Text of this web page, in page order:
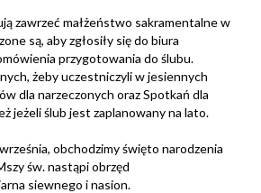
zawrzeć małżeństwo sakramentalne w
są, aby zgłosiły się do biura
przygotowania do ślubu.
żeby uczestniczyli w jesiennych
dla narzeczonych oraz Spotkań dla
jeżeli ślub jest zaplanowany na lato.
obchodzimy święto narodzenia
św. nastąpi obrzęd
siewnego i nasion.